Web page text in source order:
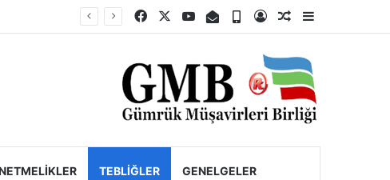
FacebookYouTubeE-Posta
TelefonKayıt OlRastgele Makale
Kenar
TEBLIĞLER GENELGELER